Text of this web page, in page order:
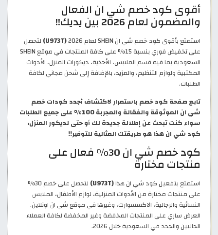
أقوى كود خصم شي ان الفعال
والمضمون لعام 2026 بين يديك!!
استمتع بأقوى كود خصم شي ان SHEIN لعام 2026 (U973T)
لتحصل
على تخفيض فوري بنسبة 15% على كافة المنتجات في موقع SHEIN
السعودية بما فيه قسم الملابس، الأحذية، ديكورات المنزل، الأدوات
المكتبية ولوازم التنظيم، والمزيد، بالإضافة إلى شحن مجاني لكافة
الطلبات.
تابع صفحة كود خصم باستمرار لاكتشاف أجدد كودات خصم
شي ان الموثوقة والفعّالة والمجربة 100% على جميع الطلبات
سواء كنت تبحث عن إطلالة جديدة لك أو حتى لديكور المنزل،
كود شي ان هذا هو طريقتك المثالية للتوفير!!
كود خصم شي ان 30% فعال على
منتجات مختارة
استمتع بتفعيل كود شي ان هذا(U973T)
لتحصل على خصم 30%
على منتجات مختارة من الأدوات المنزلية، لوازم الأطفال، الملابس
النسائية والرجالية، الاكسسوارت، وغيرها في موقع شي ان اونلاين.
العرض ساري على المنتجات المخفضة وغير المخفضة لكافة العملاء
الحاليين والجدد في السعودية خلال 2026.